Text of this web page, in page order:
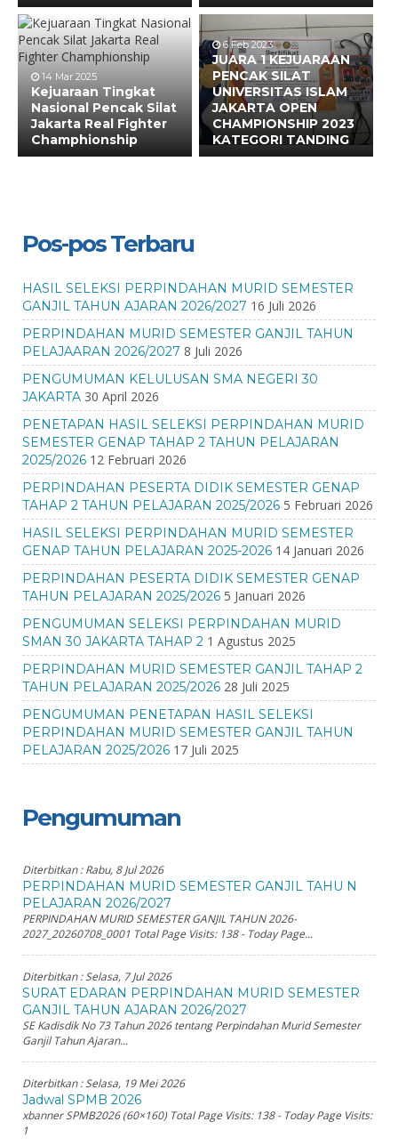
14 Mar 2025
Kejuaraan Tingkat
Nasional Pencak Silat
Jakarta Real Fighter
Champhionship
6 Feb 2023
JUARA 1 KEJUARAAN
PENCAK SILAT
UNIVERSITAS ISLAM
JAKARTA OPEN
CHAMPIONSHIP 2023
KATEGORI TANDING
Pos-pos Terbaru
HASIL SELEKSI PERPINDAHAN MURID SEMESTER
GANJIL TAHUN AJARAN 2026/2027 16 Juli 2026
PERPINDAHAN MURID SEMESTER GANJIL TAHUN
PELAJAARAN 2026/2027 8 Juli 2026
PENGUMUMAN KELULUSAN SMA NEGERI 30
JAKARTA 30 April 2026
PENETAPAN HASIL SELEKSI PERPINDAHAN MURID
SEMESTER GENAP TAHAP 2 TAHUN PELAJARAN
2025/2026 12 Februari 2026
PERPINDAHAN PESERTA DIDIK SEMESTER GENAP
TAHAP 2 TAHUN PELAJARAN 2025/2026 5 Februari 2026
HASIL SELEKSI PERPINDAHAN MURID SEMESTER
GENAP TAHUN PELAJARAN 2025-2026 14 Januari 2026
PERPINDAHAN PESERTA DIDIK SEMESTER GENAP
TAHUN PELAJARAN 2025/2026 5 Januari 2026
PENGUMUMAN SELEKSI PERPINDAHAN MURID
SMAN 30 JAKARTA TAHAP 2 1 Agustus 2025
PERPINDAHAN MURID SEMESTER GANJIL TAHAP 2
TAHUN PELAJARAN 2025/2026 28 Juli 2025
PENGUMUMAN PENETAPAN HASIL SELEKSI
PERPINDAHAN MURID SEMESTER GANJIL TAHUN
PELAJARAN 2025/2026 17 Juli 2025
Pengumuman
Diterbitkan :Rabu, 8 Jul 2026
PERPINDAHAN MURID SEMESTER GANJIL TAHU N
PELAJARAN 2026/2027
PERPINDAHAN MURID SEMESTER GANJIL TAHUN 2026-
2027_20260708_0001 Total Page Visits: 138 - Today Page...
Diterbitkan :Selasa, 7 Jul 2026
SURAT EDARAN PERPINDAHAN MURID SEMESTER
GANJIL TAHUN AJARAN 2026/2027
SE Kadisdik No 73 Tahun 2026 tentang Perpindahan Murid Semester
Ganjil Tahun Ajaran...
Diterbitkan :Selasa, 19 Mei 2026
Jadwal SPMB 2026
xbanner SPMB2026 (60×160) Total Page Visits: 138 - Today Page Visits:
1